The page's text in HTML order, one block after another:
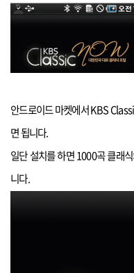
안드로이드마켓에서 KBS
면 됩니다.
일단 설치를 하면 1000곡 클래
니다.